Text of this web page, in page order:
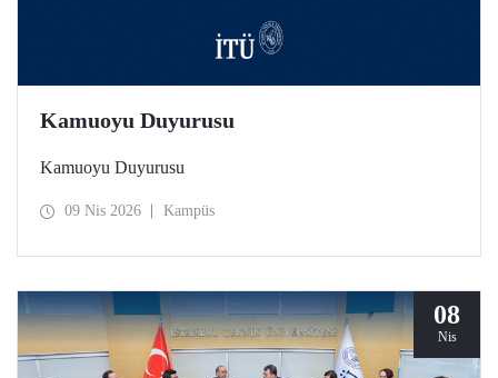
Kamuoyu Duyurusu
Kamuoyu Duyurusu
09 Nis 2026 Kampüs
08
Nis